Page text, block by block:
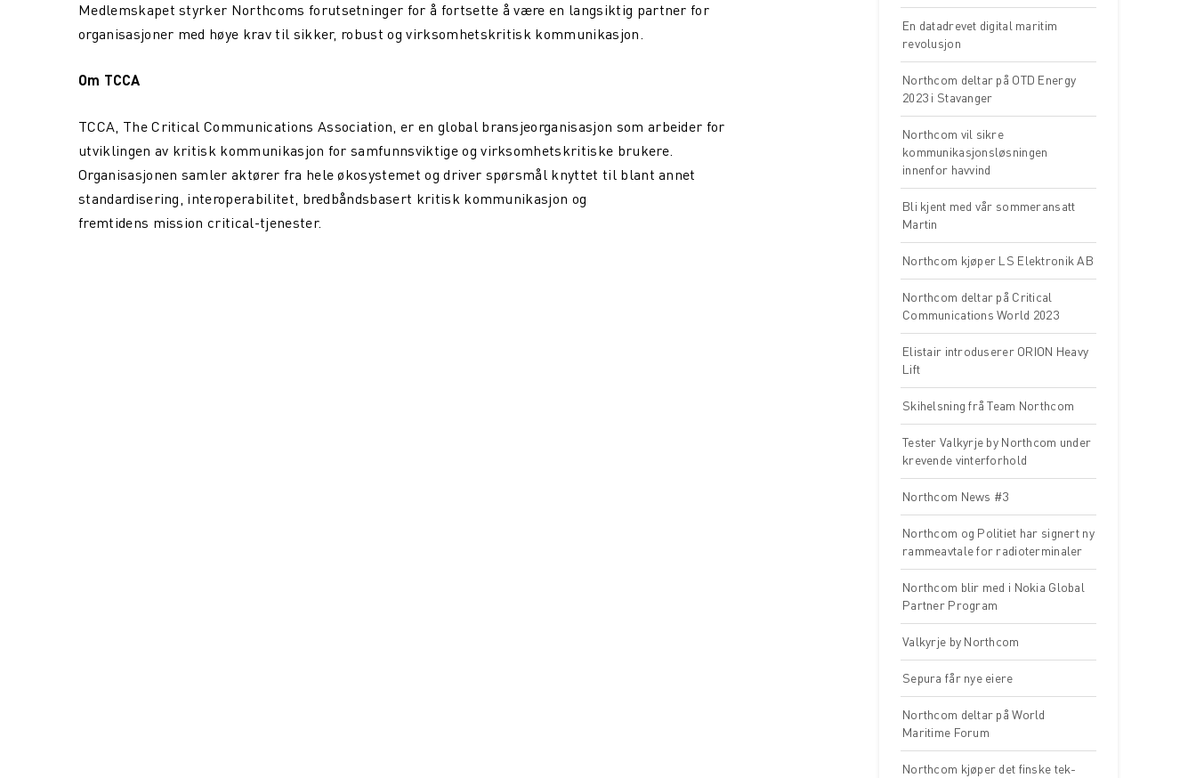
En datadrevet digital maritim
revolusjon
Northcom deltar på OTD Energy
2023 i Stavanger
Northcom vil sikre
kommunikasjonsløsningen
innenfor havvind
Bli kjent med vår sommeransatt
Martin
Northcom kjøper LS Elektronik AB
Northcom deltar på Critical
Communications World 2023
Elistair introduserer ORION Heavy
Lift
Skihelsning frå Team Northcom
Tester Valkyrje by Northcom under
krevende vinterforhold
Northcom News #3
Northcom og Politiet har signert ny
rammeavtale for radioterminaler
Northcom blir med i Nokia Global
Partner Program
Valkyrje by Northcom
Sepura får nye eiere
Northcom deltar på World
Maritime Forum
Northcom kjøper det finske tek-
Medlemskapet styrker Northcoms forutsetninger for å fortsette å være en langsiktig partner for
organisasjoner med høye krav til sikker, robust og virksomhetskritisk kommunikasjon.
Om TCCA
TCCA, The Critical Communications Association, er en global bransjeorganisasjon som arbeider for
utviklingen av kritisk kommunikasjon for samfunnsviktige og virksomhetskritiske brukere.
Organisasjonen samler aktører fra hele økosystemet og driver spørsmål knyttet til blant annet
standardisering, interoperabilitet, bredbåndsbasert kritisk kommunikasjon og
fremtidens mission critical-tjenester.